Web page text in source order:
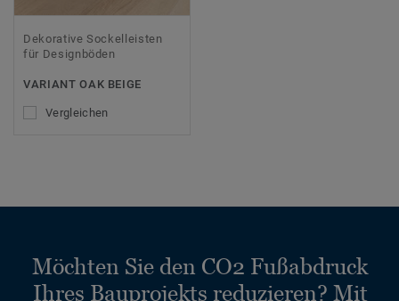
Dekorative Sockelleisten
für Designböden
VARIANT OAK BEIGE
Vergleichen
Möchten Sie den CO2 Fußabdruck
Ihres Bauprojekts reduzieren? Mit